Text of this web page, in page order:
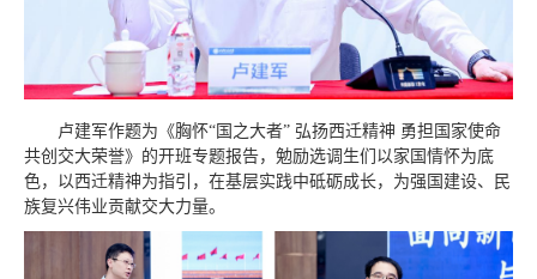
卢建军作题为《胸怀“国之大者” 弘扬西迁精神 勇担国家使命
共创交大荣誉》的开班专题报告，勉励选调生们以家国情怀为底
色，以西迁精神为指引，在基层实践中砥砺成长，为强国建设、民
族复兴伟业贡献交大力量。